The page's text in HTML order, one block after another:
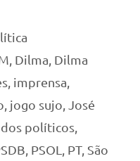
Dilma Dilma
imprensa
jogo sujo
José
políticos
PSOL PT, São